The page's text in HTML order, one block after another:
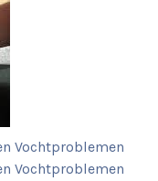
Vochtproblemen
Vochtproblemen